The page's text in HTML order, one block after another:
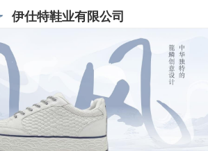
伊仕特鞋业有限公司